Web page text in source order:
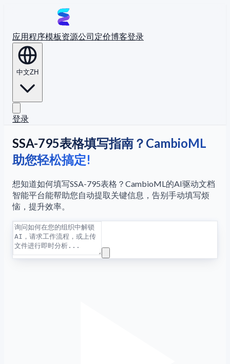
应用程序模板资源公司定价博客登录
中文ZH
登录
SSA-795表格填写指南？CambioML
助您轻松搞定!
想知道如何填写SSA-795表格？CambioML的AI驱动文档
智能平台能帮助您自动提取关键信息，告别手动填写烦
恼，提升效率。